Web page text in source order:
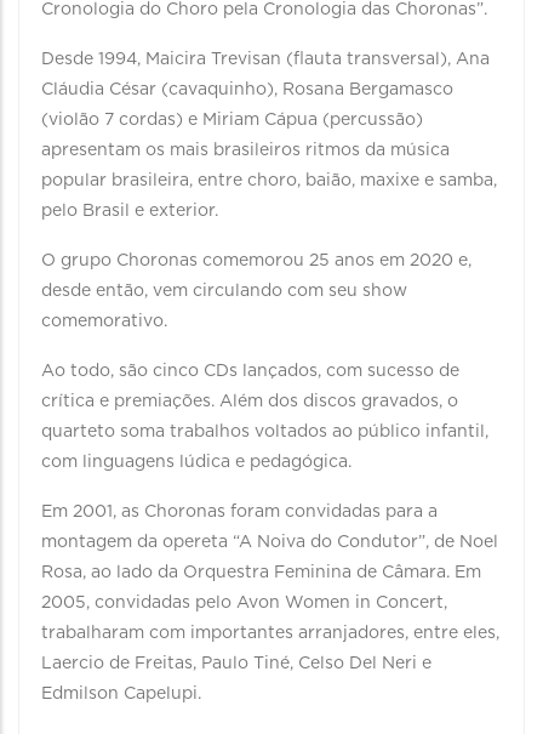
Cronologia do Choro pela Cronologia das Choronas”.
Desde 1994, Maicira Trevisan (flauta transversal), Ana
Cláudia César (cavaquinho), Rosana Bergamasco
(violão 7 cordas) e Miriam Cápua (percussão)
apresentam os mais brasileiros ritmos da música
popular brasileira, entre choro, baião, maxixe e samba,
pelo Brasil e exterior.
O grupo Choronas comemorou 25 anos em 2020 e,
desde então, vem circulando com seu show
comemorativo.
Ao todo, são cinco CDs lançados, com sucesso de
crítica e premiações. Além dos discos gravados, o
quarteto soma trabalhos voltados ao público infantil,
com linguagens lúdica e pedagógica.
Em 2001, as Choronas foram convidadas para a
montagem da opereta “A Noiva do Condutor”, de Noel
Rosa, ao lado da Orquestra Feminina de Câmara. Em
2005, convidadas pelo Avon Women in Concert,
trabalharam com importantes arranjadores, entre eles,
Laercio de Freitas, Paulo Tiné, Celso Del Neri e
Edmilson Capelupi.